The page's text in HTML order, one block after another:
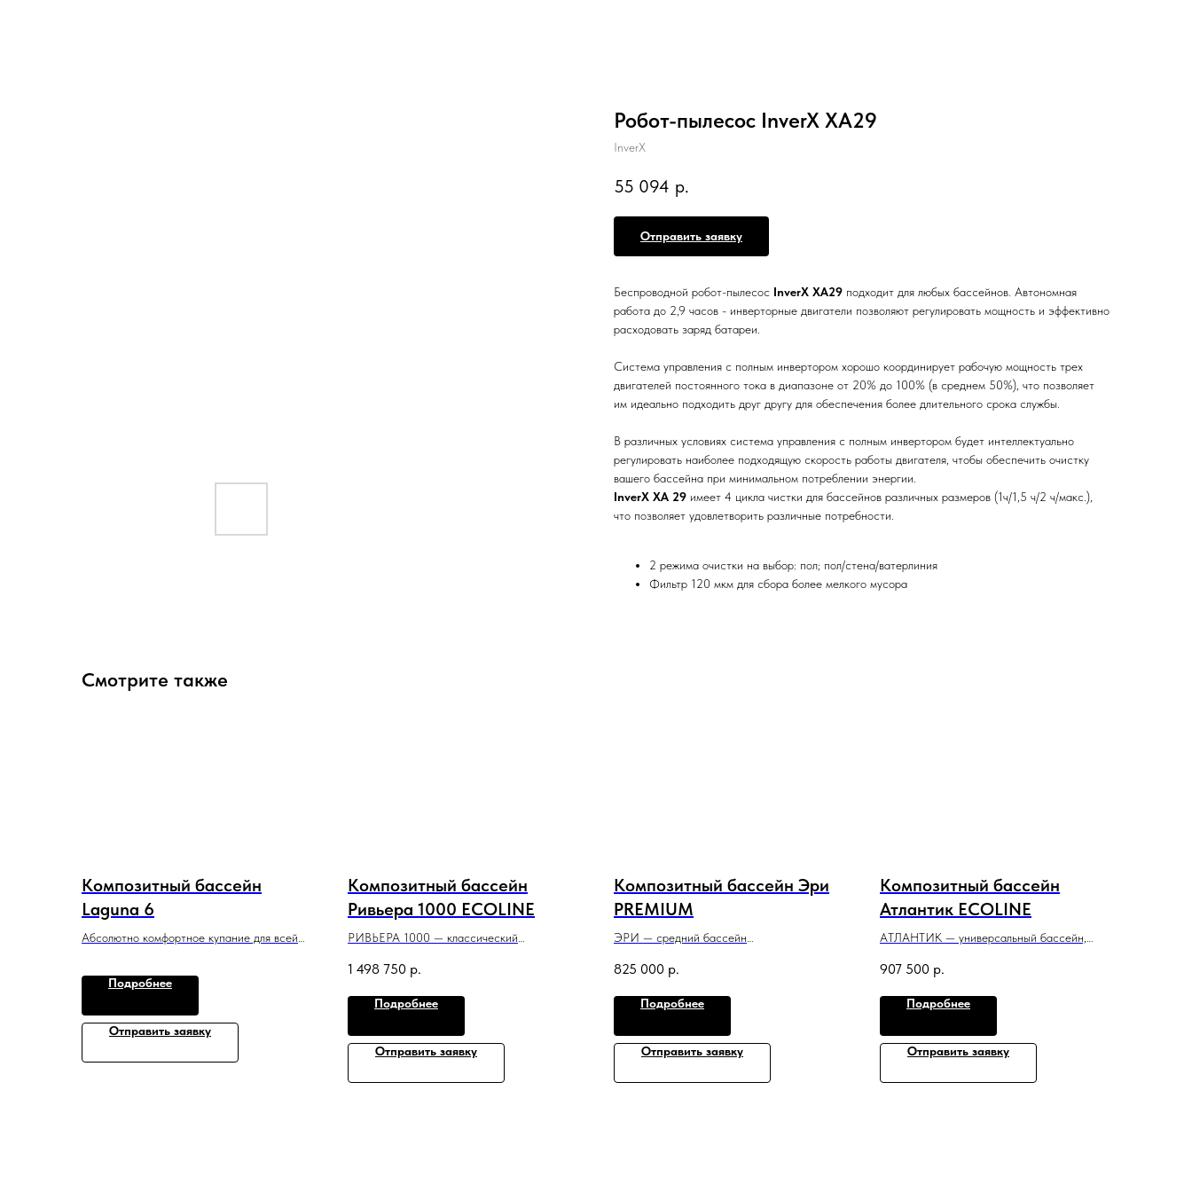
Робот-пылесос InverX XA29
InverX
55 094 р.
Отправить заявку
Беспроводной робот-пылесос InverX XA29 подходит для любых бассейнов. Автономная
работа до 2,9 часов - инверторные двигатели позволяют регулировать мощность и эффективно
расходовать заряд батареи.
Система управления с полным инвертором хорошо координирует рабочую мощность трех
двигателей постоянного тока в диапазоне от 20% до 100% (в среднем 50%), что позволяет
им идеально подходить друг другу для обеспечения более длительного срока службы.
В различных условиях система управления с полным инвертором будет интеллектуально
регулировать наиболее подходящую скорость работы двигателя, чтобы обеспечить очистку
вашего бассейна при минимальном потреблении энергии.
InverX XA 29 имеет 4 цикла чистки для бассейнов различных размеров (1ч/1,5 ч/2 ч/макс.),
что позволяет удовлетворить различные потребности.
2 режима очистки на выбор: пол; пол/стена/ватерлиния
Фильтр 120 мкм для сбора более мелкого мусора
Смотрите также
Композитный бассейн
Laguna 6
Абсолютно комфортное купание для всей
6 м x 3 м x 1,55 м
Подробнее
Отправить заявку
Композитный бассейн
Ривьера 1000 ECOLINE
РИВЬЕРА 1000 — классический
сдержанным стилем и максимальной
полезной площадью.
10 м x 3,6 м x 1,5 м
1 498 750 р.
Подробнее
Отправить заявку
Композитный бассейн Эри
PREMIUM
ЭРИ — средний бассейн
который оптимально подойдет для
небольшого участка.
6 м x 3 м x 1,5 м
825 000 р.
Подробнее
Отправить заявку
Композитный бассейн
Атлантик ECOLINE
АТЛАНТИК — универсальный бассейн,
удобен для плаванья и расслабляющего
отдыха.
7,5 м x 3,3 м x 1,2−1,65 м
907 500 р.
Подробнее
Отправить заявку